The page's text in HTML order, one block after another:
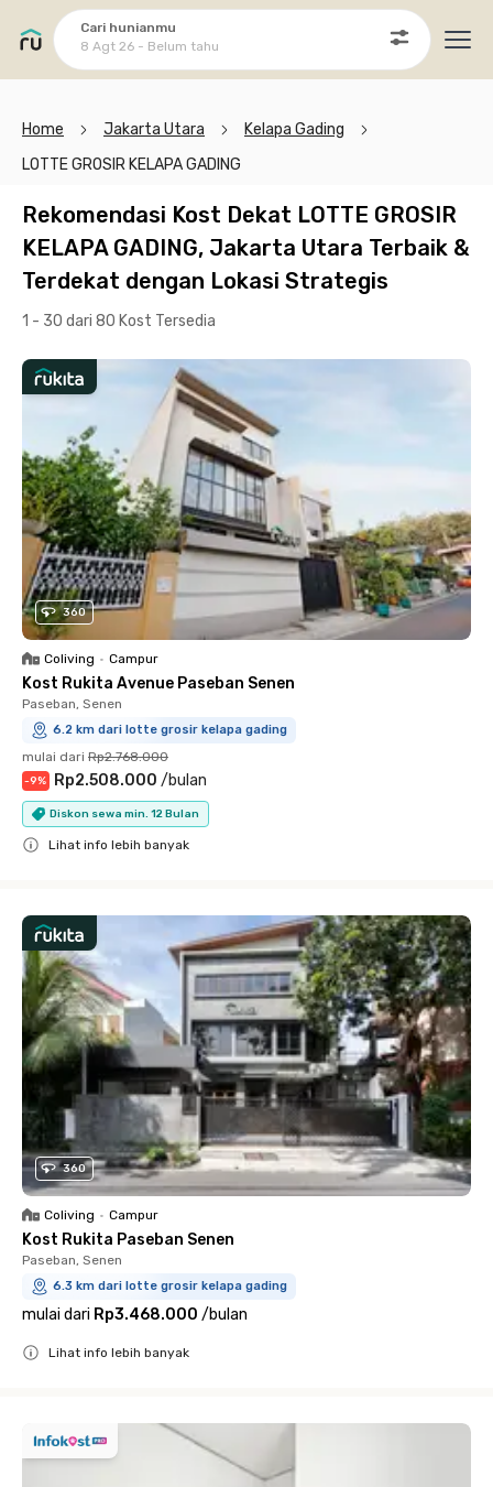
Cari hunianmu
8 Agt 26 - Belum tahu
Home Jakarta Utara
Kelapa Gading
LOTTE GROSIR KELAPA GADING
Rekomendasi Kost Dekat LOTTE GROSIR
KELAPA GADING, Jakarta Utara Terbaik &
Terdekat dengan Lokasi Strategis
1 - 30 dari 80 Kost Tersedia
360
Coliving • Campur
Kost Rukita Avenue Paseban Senen
Paseban, Senen
6.2 km dari lotte grosir kelapa gading
mulai dari Rp2.768.000
-9% Rp2.508.000 /bulan
Diskon sewa min. 12 Bulan
Lihat info lebih banyak
360
Coliving • Campur
Kost Rukita Paseban Senen
Paseban, Senen
6.3 km dari lotte grosir kelapa gading
mulai dari Rp3.468.000 /bulan
Lihat info lebih banyak